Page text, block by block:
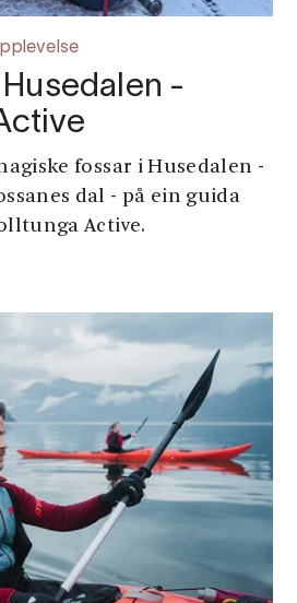
-
fossar i Husedalen -
dal - på ein guida
Active.